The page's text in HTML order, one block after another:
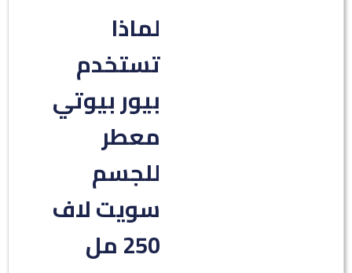
لماذا
تستخدم
بيور بيوتي
معطر
للجسم
سويت لاف
250 مل